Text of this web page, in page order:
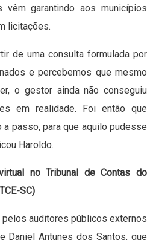
vêm garantindo aos municípios
licitações.
de uma consulta formulada por
e percebemos que mesmo
o gestor ainda não conseguiu
em realidade. Foi então que
passo, para que aquilo pudesse
Haroldo.
no Tribunal de Contas do
SC)
auditores públicos externos
Daniel Antunes dos Santos, que